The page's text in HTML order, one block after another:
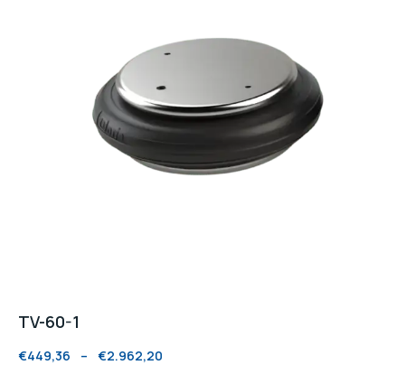
TV-60-1
€449,36 – €2.962,20